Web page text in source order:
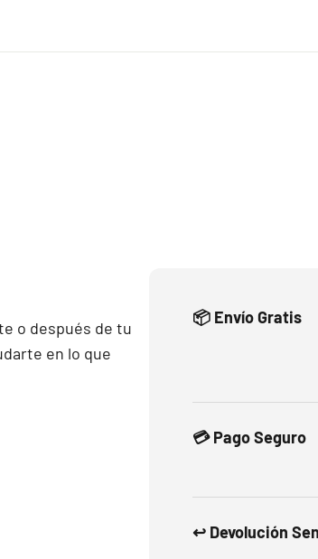
o después de tu
en lo que
📦 Envío Gratis
💳 Pago Seguro
↩️ Devolución